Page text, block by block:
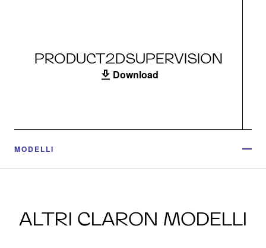
PRODUCT2DSUPERVISION
Download
MODELLI
ALTRI CLARON MODELLI